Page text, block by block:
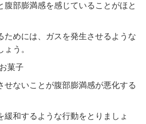
腹部膨満感を感じていることがほと
ためには、ガスを発生させるような
う。
菓子
せないことが腹部膨満感が悪化する
緩和するような行動をとりましょ